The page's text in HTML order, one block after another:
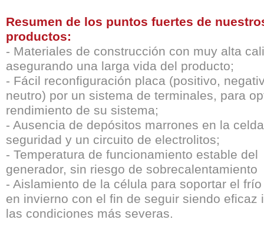
Resumen de los puntos fuertes de
productos:
- Materiales de construcción con muy alta
asegurando una larga vida del producto;
- Fácil reconfiguración placa (positivo,
neutro) por un sistema de terminales, para
rendimiento de su sistema;
- Ausencia de depósitos marrones en la
seguridad y un circuito de electrolitos;
- Temperatura de funcionamiento estable del
generador, sin riesgo de sobrecalentamiento
- Aislamiento de la célula para soportar el
en invierno con el fin de seguir siendo eficaz
las condiciones más severas.